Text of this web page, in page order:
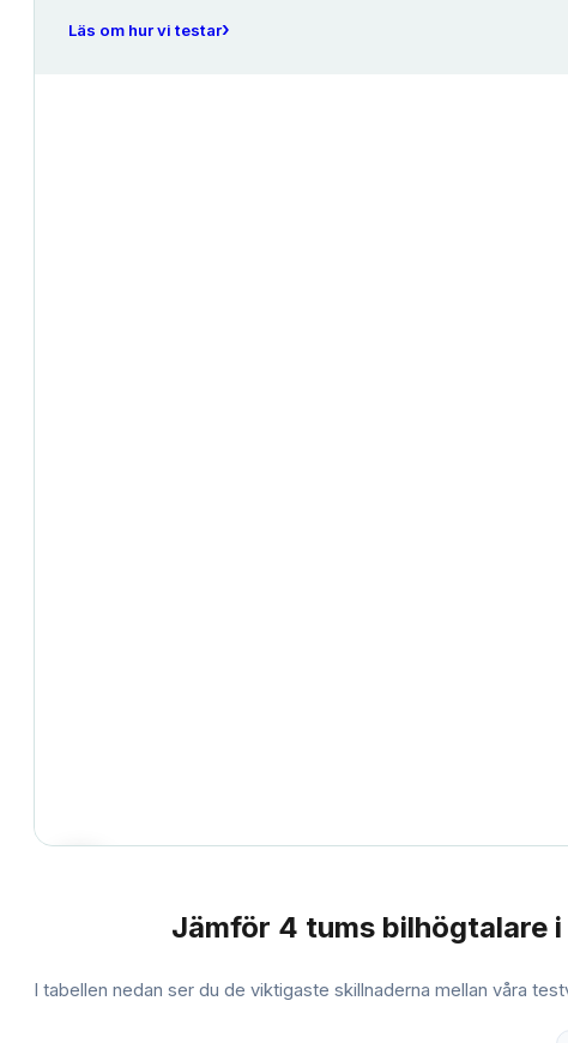
Läs om hur vi testar›
Jämför 4 tums bilhögtalare
I tabellen nedan ser du de viktigaste skillnaderna mellan våra